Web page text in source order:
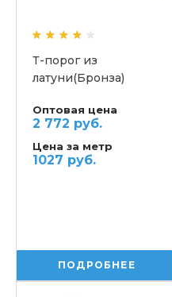
Т-порог из
латуни(Бронза)
Оптовая цена
2 772 руб.
Цена за метр
1027 руб.
ПОДРОБНЕЕ